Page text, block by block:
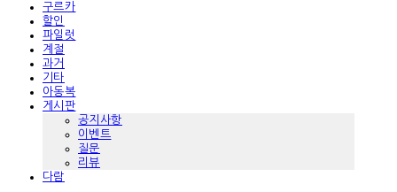
구르카
할인
파일럿
계절
과거
기타
아동복
게시판
공지사항
이벤트
질문
리뷰
다람